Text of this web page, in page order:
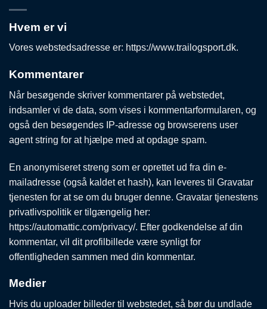
Hvem er vi
Vores webstedsadresse er: https://www.trailogsport.dk.
Kommentarer
Når besøgende skriver kommentarer på webstedet,
indsamler vi de data, som vises i kommentarformularen, og
også den besøgendes IP-adresse og browserens user
agent string for at hjælpe med at opdage spam.
En anonymiseret streng som er oprettet ud fra din e-
mailadresse (også kaldet et hash), kan leveres til Gravatar
tjenesten for at se om du bruger denne. Gravatar tjenestens
privatlivspolitik er tilgængelig her:
https://automattic.com/privacy/. Efter godkendelse af din
kommentar, vil dit profilbillede være synligt for
offentligheden sammen med din kommentar.
Medier
Hvis du uploader billeder til webstedet, så bør du undlade